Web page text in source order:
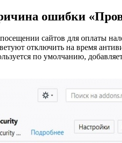
ошибки
сайтов для оплаты
отключить на время
по умолчанию,